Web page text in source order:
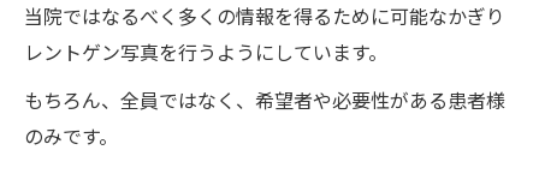
当院ではなるべく多くの情報を得るために可能なかぎり
レントゲン写真を行うようにしています。
もちろん、全員ではなく、希望者や必要性がある患者様
のみです。